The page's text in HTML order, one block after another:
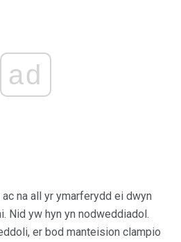
ad
na all yr ymarferydd ei dwyn
Nid yw hyn yn nodweddiadol.
er bod manteision clampio